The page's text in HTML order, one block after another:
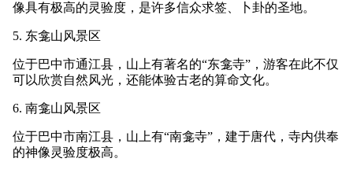
像具有极高的灵验度，是许多信众求签、卜卦的圣地。
5. 东龛山风景区
位于巴中市通江县，山上有著名的“东龛寺”，游客在此不仅
可以欣赏自然风光，还能体验古老的算命文化。
6. 南龛山风景区
位于巴中市南江县，山上有“南龛寺”，建于唐代，寺内供奉
的神像灵验度极高。